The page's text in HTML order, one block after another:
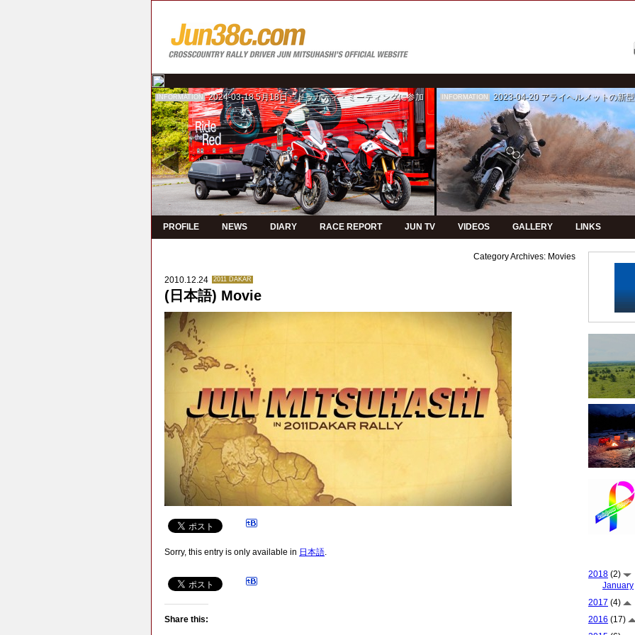
INFORMATION 2024-03-18 5月18日 ドゥカティ・ミーティングに参加 INFORMATION 2023-04-20 アライヘルメットの新型モデルPVの制
PROFILE NEWS DIARY RACE REPORT JUN TV VIDEOS GALLERY LINKS
Category Archives: Movies
2010.12.24 2011 DAKAR
(日本語) Movie
Sorry, this entry is only available in 日本語.
Share this:
2018 (2)
January
2017 (4)
2016 (17)